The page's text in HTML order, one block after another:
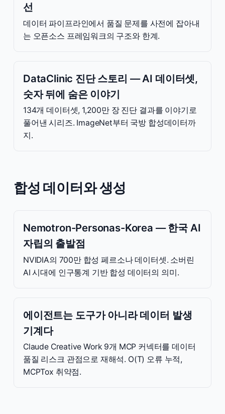
선
데이터 파이프라인에서 품질 문제를 사전에 잡아내
는 오픈소스 프레임워크의 구조와 한계.
DataClinic 진단 스토리 — AI 데이터셋,
숫자 뒤에 숨은 이야기
134개 데이터셋, 1,200만 장 진단 결과를 이야기로
풀어낸 시리즈. ImageNet부터 국방 합성데이터까
지.
합성 데이터와 생성
Nemotron-Personas-Korea — 한국 AI
자립의 출발점
NVIDIA의 700만 합성 페르소나 데이터셋. 소버린
AI 시대에 인구통계 기반 합성 데이터의 의미.
에이전트는 도구가 아니라 데이터 발생
기계다
Claude Creative Work 9개 MCP 커넥터를 데이터
품질 리스크 관점으로 재해석. O(T) 오류 누적,
MCPTox 취약점.